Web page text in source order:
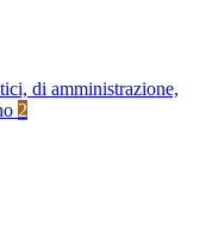
di amministrazione,
2